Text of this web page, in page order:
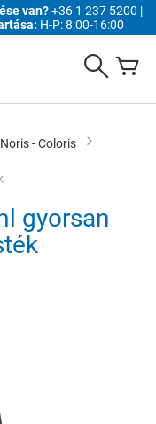
van?+36 1 237 5200 |
H-P: 8:00-16:00
Search
- Coloris
gyorsan